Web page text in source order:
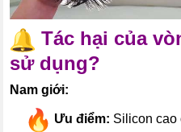
Tác hại của
sử dụng?
Nam giới:
Ưu điểm: Silicon cao